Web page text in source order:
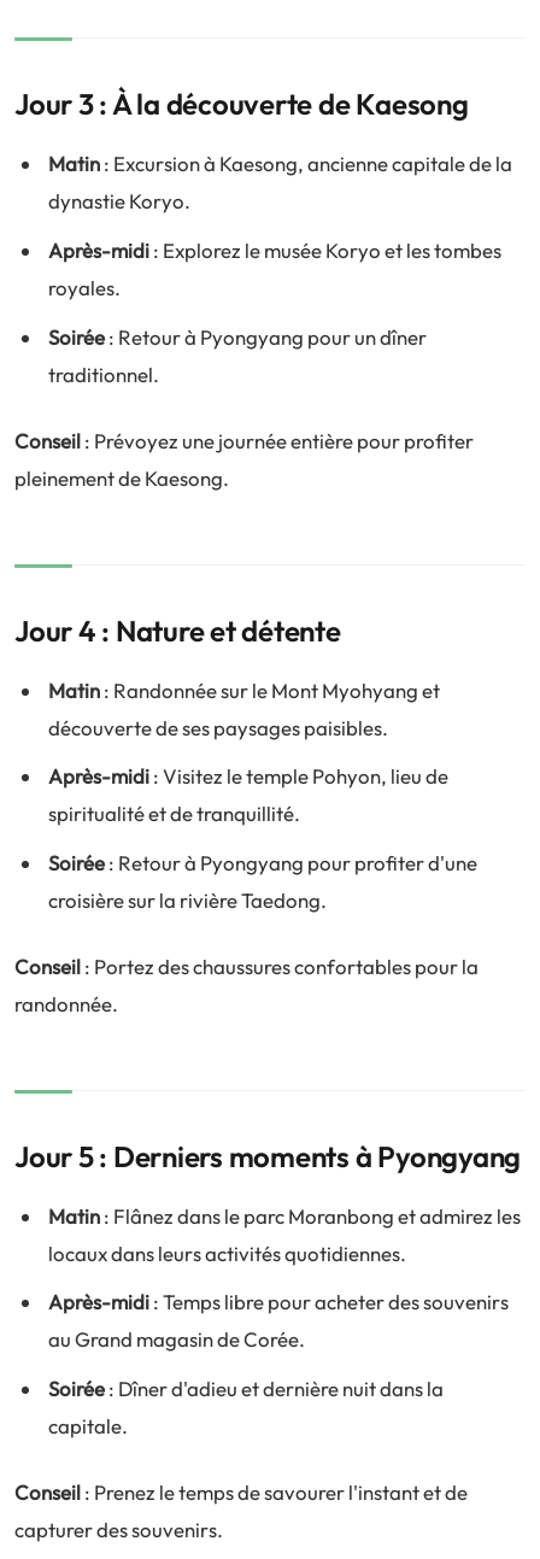
Jour 3 : À la découverte de Kaesong
Matin: Excursion à Kaesong, ancienne capitale de la
dynastie Koryo.
Après-midi: Explorez le musée Koryo et les tombes
royales.
Soirée: Retour à Pyongyang pour un dîner
traditionnel.
Conseil: Prévoyez une journée entière pour profiter
pleinement de Kaesong.
Jour 4 : Nature et détente
Matin: Randonnée sur le Mont Myohyang et
découverte de ses paysages paisibles.
Après-midi: Visitez le temple Pohyon, lieu de
spiritualité et de tranquillité.
Soirée: Retour à Pyongyang pour profiter d'une
croisière sur la rivière Taedong.
Conseil: Portez des chaussures confortables pour la
randonnée.
Jour 5 : Derniers moments à Pyongyang
Matin: Flânez dans le parc Moranbong et admirez les
locaux dans leurs activités quotidiennes.
Après-midi: Temps libre pour acheter des souvenirs
au Grand magasin de Corée.
Soirée: Dîner d'adieu et dernière nuit dans la
capitale.
Conseil: Prenez le temps de savourer l'instant et de
capturer des souvenirs.